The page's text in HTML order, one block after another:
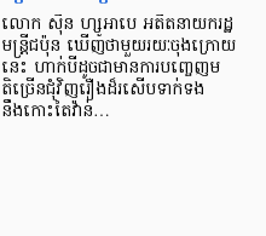
លោក ស៊ីន ហ្សូអាបេ អតីតនាយករដ្ឋ
មន្ត្រីជប៉ុន ឃើញថាមួយរយៈចុងក្រោយ
នេះ ហាក់បីដូចជាមានការបញ្ចេញម
តិច្រើនជុំវិញរឿងដ៏រសើបទាក់ទង
នឹងកោះតៃវ៉ាន់…